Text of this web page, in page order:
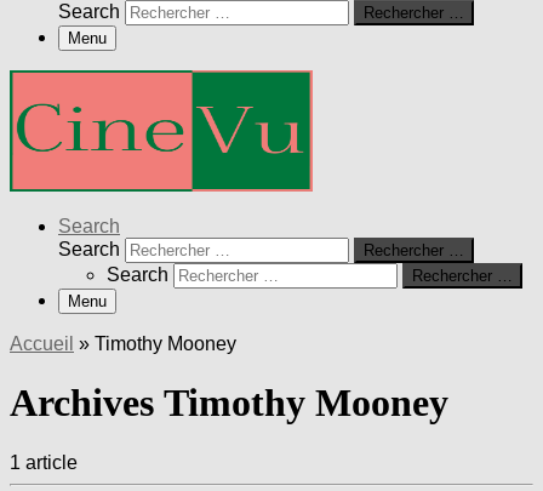
Search
Rechercher …
Menu
Search
Search
Rechercher …
Search
Rechercher …
Menu
Accueil » Timothy Mooney
Archives Timothy Mooney
1 article